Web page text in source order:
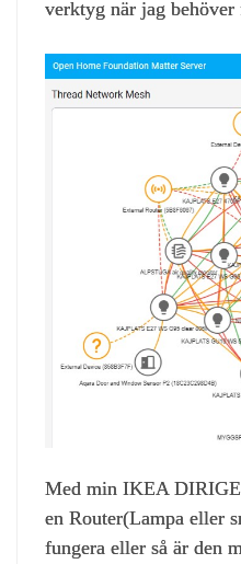
verktyg när jag
Med min IKEA
en Router(Lampa eller
fungera eller så är den